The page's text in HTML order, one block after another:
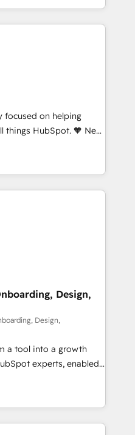
deliver multilingual
the first
America and Spain,
including CRM
services
Marketing, Inbound
(ABM). We use
and integrations
businesses benefit
and expertise in
focused on helping
HubSpot. 🧡 New
under
in solutions
migration, CRM builds
with our HubSpot
through a digital
+ 4x accredited
a HubSpot User
for B2B Technology +
Scaled Onboarding
Helper" videos
Trainers +
from HubSpot
we’re here to turn
of 5-star reviews
Design,
Design,
a tool into a growth
experts, enabled
North America, UK,
big enterprise
is known for: